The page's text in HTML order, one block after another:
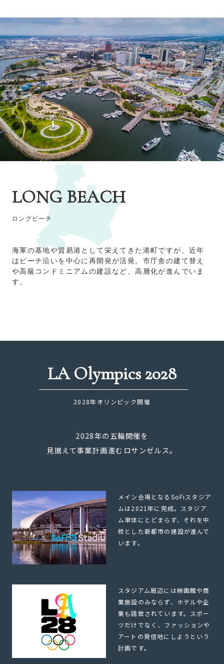
LONG BEACH
ロングビーチ
海軍の基地や貿易港として栄えてきた港町ですが、近年
はビーチ沿いを中心に再開発が活発。市庁舎の建て替え
や高級コンドミニアムの建設など、高層化が進んでいま
す。
LA Olympics 2028
2028年オリンピック開催
2028年の五輪開催を
見据えて事業計画進むロサンゼルス。
メイン会場となるSoFiスタジア
ムは2021年に完成。スタジア
ム単体にとどまらず、それを中
核とした新都市の建設が進んで
います。
スタジアム周辺には映画館や商
業施設のみならず、ホテルや企
業も誘致されています。スポー
ツだけでなく、ファッションや
アートの発信地にしようという
計画です。